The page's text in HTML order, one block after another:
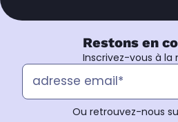
Restons en
Inscrivez-vous à la
Ou retrouvez-nous